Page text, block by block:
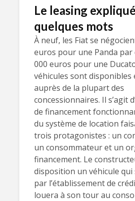
Le leasing
quelques mots
À neuf, les Fiat se
euros pour une Panda par
000 euros pour une
véhicules sont disponibles
auprès de la plupart des
concessionnaires. Il s’agit
de financement
du système de location
trois protagonistes : un
un consommateur et un
financement. Le
disposition un véhicule qui
par l’établissement de
louera à son tour au